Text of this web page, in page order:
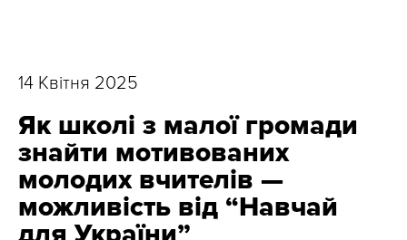
14 Квітня 2025
Як школі з малої громади
знайти мотивованих
молодих вчителів —
можливість від “Навчай